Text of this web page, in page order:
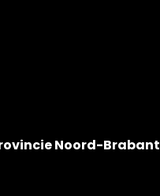
Noord-Brabant